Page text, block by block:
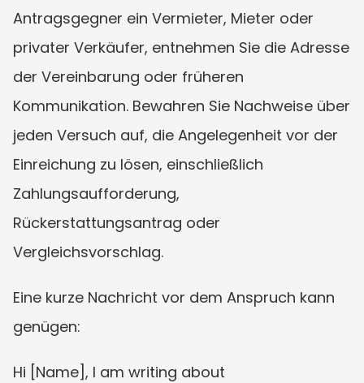
Antragsgegner ein Vermieter, Mieter oder
privater Verkäufer, entnehmen Sie die Adresse
der Vereinbarung oder früheren
Kommunikation. Bewahren Sie Nachweise über
jeden Versuch auf, die Angelegenheit vor der
Einreichung zu lösen, einschließlich
Zahlungsaufforderung,
Rückerstattungsantrag oder
Vergleichsvorschlag.
Eine kurze Nachricht vor dem Anspruch kann
genügen:
Hi [Name], I am writing about